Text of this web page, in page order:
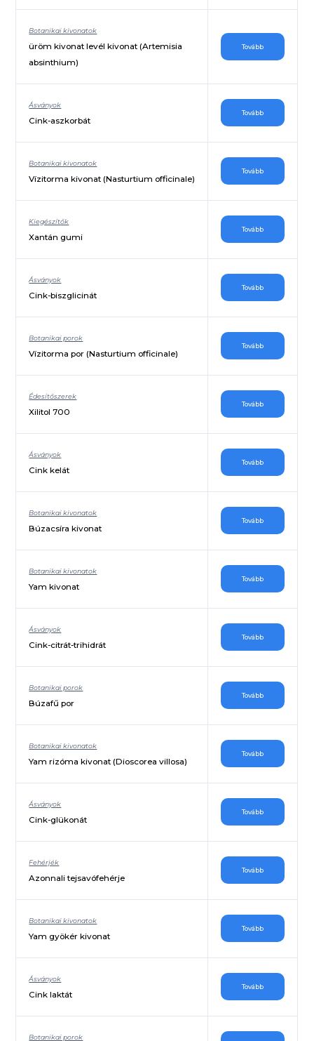
Botanikai kivonatok
üröm kivonat levél kivonat (Artemisia
absinthium)
Tovább
Ásványok
Cink-aszkorbát
Tovább
Botanikai kivonatok
Vízitorma kivonat (Nasturtium officinale)
Tovább
Kiegészítők
Xantán gumi
Tovább
Ásványok
Cink-biszglicinát
Tovább
Botanikai porok
Vízitorma por (Nasturtium officinale)
Tovább
Édesítőszerek
Xilitol 700
Tovább
Ásványok
Cink kelát
Tovább
Botanikai kivonatok
Búzacsíra kivonat
Tovább
Botanikai kivonatok
Yam kivonat
Tovább
Ásványok
Cink-citrát-trihidrát
Tovább
Botanikai porok
Búzafű por
Tovább
Botanikai kivonatok
Yam rizóma kivonat (Dioscorea villosa)
Tovább
Ásványok
Cink-glükonát
Tovább
Fehérjék
Azonnali tejsavófehérje
Tovább
Botanikai kivonatok
Yam gyökér kivonat
Tovább
Ásványok
Cink laktát
Tovább
Botanikai porok